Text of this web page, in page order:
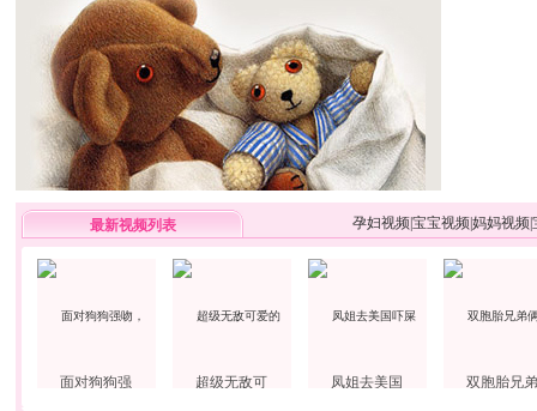
最新视频列表 孕妇视频宝宝视频妈妈视频
面对狗狗强 超级无敌可 凤姐去美国 双胞胎兄弟